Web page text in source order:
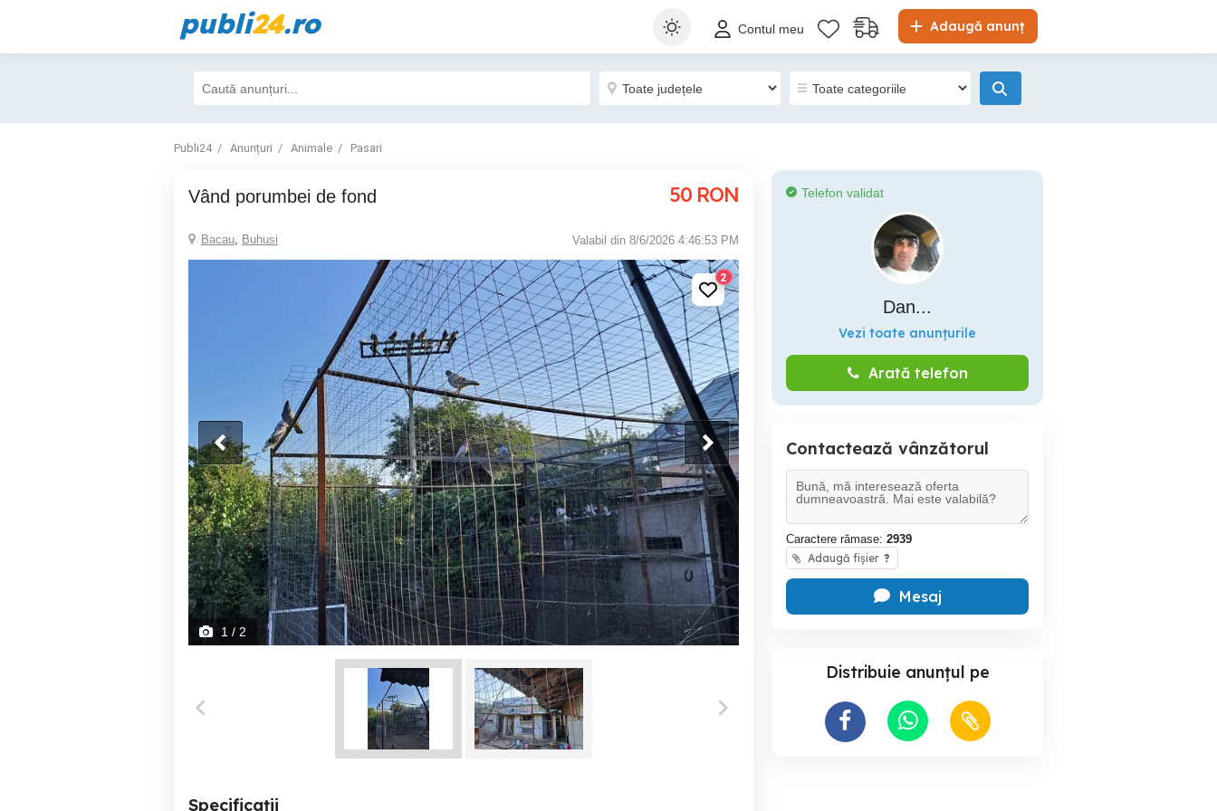
publi24.ro Adaugă anunț
Contul meu
Publi24 Anunțuri Animale Pasari
Vând porumbei de fond 50 RON
Bacau, Buhusi Valabil din 8/6/2026 4:46:53 PM
2
1 / 2
Specificații
Telefon validat
Dan...
Vezi toate anunțurile
Arată telefon
Contactează vânzătorul
Caractere rămase: 2939
Adaugă fișier ?
Mesaj
Distribuie anunțul pe